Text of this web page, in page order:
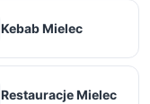
Kebab Mielec
Restauracje Mielec